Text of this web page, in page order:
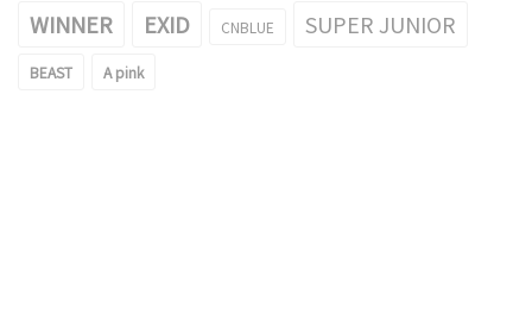
WINNER
EXID CNBLUE SUPER JUNIOR
BEAST A pink